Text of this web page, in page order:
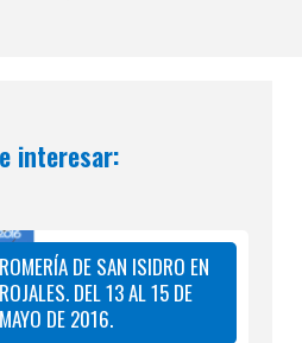
interesar:
ROMERÍA DE SAN ISIDRO EN
ROJALES. DEL 13 AL 15 DE
MAYO DE 2016.